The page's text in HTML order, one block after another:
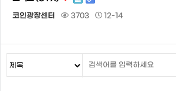
코인광장센터 3703 12-14